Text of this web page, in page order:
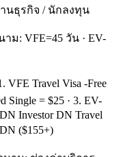
านธุรกิจ / นักลงทุน
ม: VFE=45 วัน · EV-
Travel Visa -Free
Single = $25 · 3. EV-
Investor DN Travel
($155+)